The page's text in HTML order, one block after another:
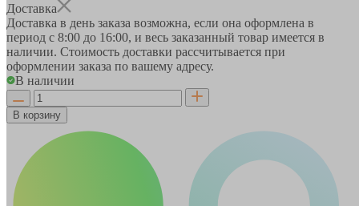
Доставка
Доставка в день заказа возможна, если она оформлена в
период с 8:00 до 16:00, и весь заказанный товар имеется в
наличии. Стоимость доставки рассчитывается при
оформлении заказа по вашему адресу.
В наличии
В корзину